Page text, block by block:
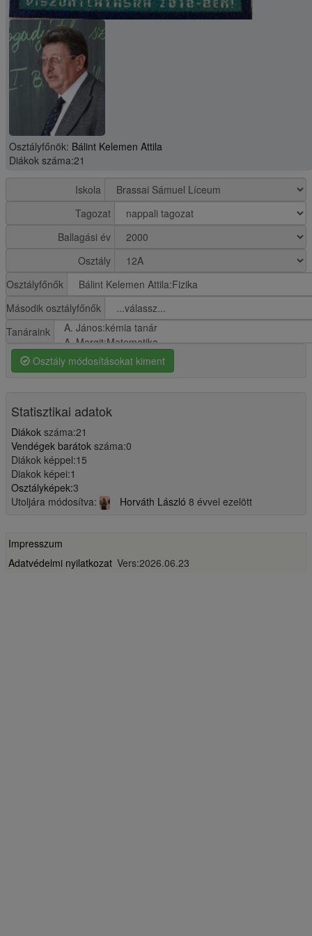
Osztályfőnök: Bálint Kelemen Attila
Diákok száma:21
Iskola
Tagozat
Ballagási év
Osztály
Osztályfőnők
Második osztályfőnők
Tanáraink
Osztály módosításokat kiment
Statisztikai adatok
Diákok száma:21
Vendégek barátok száma:0
Diákok képpel:15
Diakok képei:1
Osztályképek:3
Utoljára módosítva:
Horváth László 8 évvel ezelött
Impresszum
Adatvédelmi nyilatkozat Vers:2026.06.23